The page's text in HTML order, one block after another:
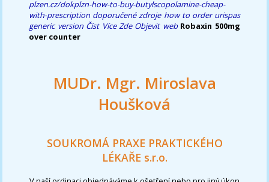
plzen.cz/dokplzn-how-to-buy-butylscopolamine-cheap-
with-prescription doporučené zdroje how to order urispas
generic version Číst Více Zde Objevit web Robaxin 500mg
over counter
MUDr. Mgr. Miroslava
Houšková
SOUKROMÁ PRAXE PRAKTICKÉHO
LÉKAŘE s.r.o.